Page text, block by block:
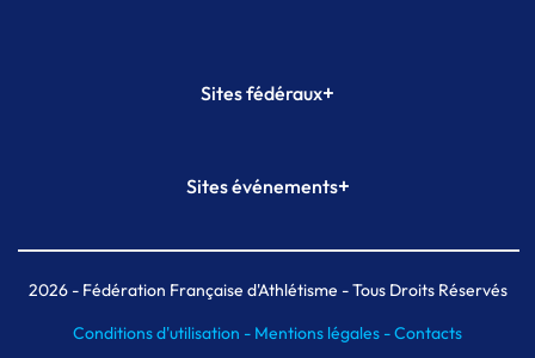
Sites fédéraux+
Plateforme Formation
Sites événements+
Meeting de Paris indoor
MAIF Ekiden de Paris
2026- Fédération Française d'Athlétisme - Tous Droits Réservés
Conditions d'utilisation - Mentions légales -Contacts